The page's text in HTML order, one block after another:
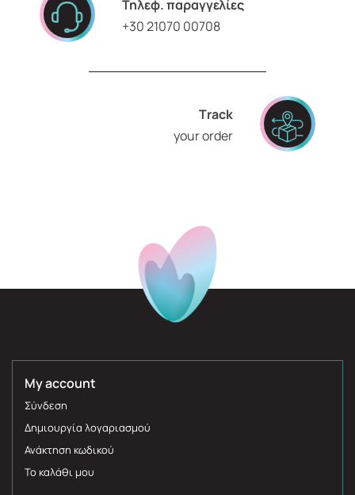
Τηλεφ. παραγγελίες
+30 21070 00708
Τrack
your order
My account
Σύνδεση
Δημιουργία λογαριασμού
Ανάκτηση κωδικού
Το καλάθι μου